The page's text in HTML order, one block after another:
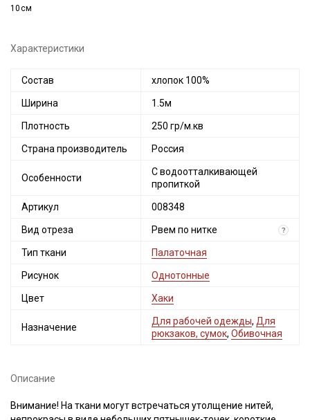
10см
Характеристики
Состав хлопок 100%
Ширина 1.5м
Плотность 250 гр/м.кв
Страна производитель Россия
Особенности
С водоотталкивающей
пропиткой
Артикул 008348
Вид отреза Рвем по нитке ?
Тип ткани Палаточная
Рисунок Однотонные
Цвет Хаки
Назначение
Для рабочей одежды, Для
рюкзаков, сумок, Обивочная
Описание
Внимание! На ткани могут встречаться утолщение нитей,